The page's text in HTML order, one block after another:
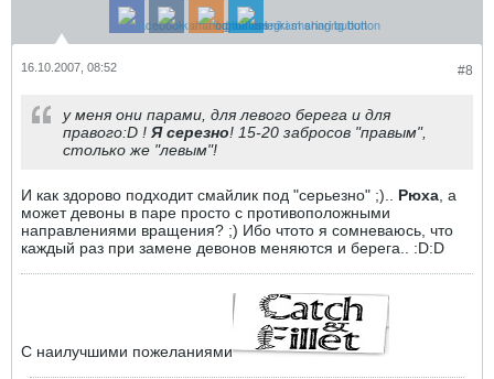
#8
16.10.2007, 08:52
у меня они парами, для левого берега и для
правого:D ! Я серезно! 15-20 забросов "правым",
столько же "левым"!
И как здорово подходит смайлик под "серьезно" ;).. Рюха, а
может девоны в паре просто с противоположными
направлениями вращения? ;) Ибо чтото я сомневаюсь, что
каждый раз при замене девонов меняются и берега.. :D:D
С наилучшими пожеланиями